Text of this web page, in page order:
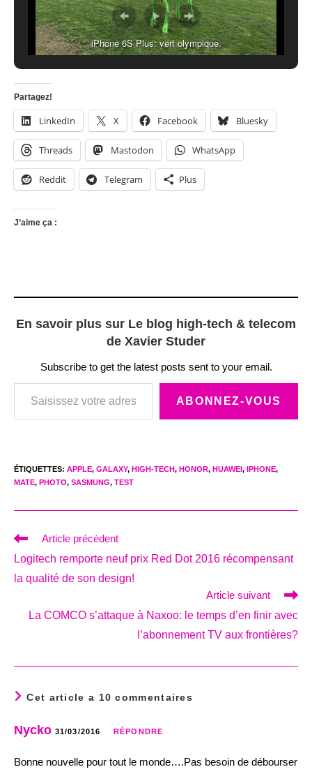
iPhone 6S Plus: vert olympique.
Partagez!
LinkedIn X Facebook Bluesky
Threads Mastodon WhatsApp
Reddit Telegram Plus
J’aime ça :
En savoir plus sur Le blog high-tech & telecom
de Xavier Studer
Subscribe to get the latest posts sent to your email.
Saisissez votre adresse e-mail…
ABONNEZ-VOUS
ÉTIQUETTES: APPLE, GALAXY, HIGH-TECH, HONOR, HUAWEI, IPHONE,
MATE, PHOTO, SASMUNG, TEST
Read
articles
Article précédent
Logitech remporte neuf prix Red Dot 2016 récompensant
la qualité de son design!
Article suivant
La COMCO s’attaque à Naxoo: le temps d’en finir avec
l’abonnement TV aux frontières?
Cet article a 10 commentaires
Nycko 31/03/2016 RÉPONDRE
Bonne nouvelle pour tout le monde….Pas besoin de débourser